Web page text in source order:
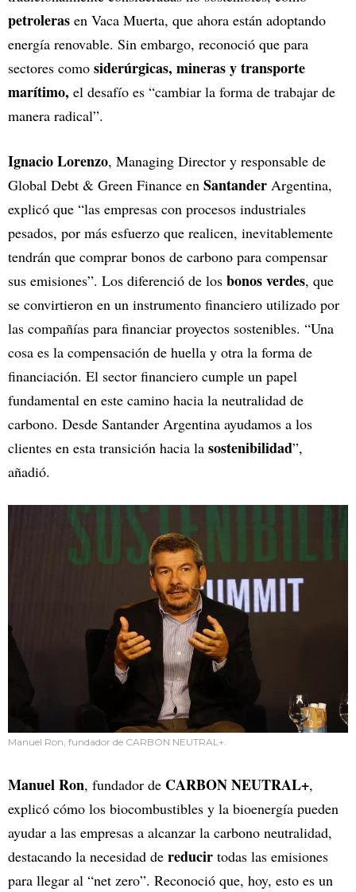
petroleras en Vaca Muerta, que ahora están adoptando
energía renovable. Sin embargo, reconoció que para
sectores como siderúrgicas, mineras y transporte
marítimo, el desafío es “cambiar la forma de trabajar de
manera radical”.
Ignacio Lorenzo, Managing Director y responsable de
Global Debt & Green Finance en Santander Argentina,
explicó que “las empresas con procesos industriales
pesados, por más esfuerzo que realicen, inevitablemente
tendrán que comprar bonos de carbono para compensar
sus emisiones”. Los diferenció de los bonos verdes, que
se convirtieron en un instrumento financiero utilizado por
las compañías para financiar proyectos sostenibles. “Una
cosa es la compensación de huella y otra la forma de
financiación. El sector financiero cumple un papel
fundamental en este camino hacia la neutralidad de
carbono. Desde Santander Argentina ayudamos a los
clientes en esta transición hacia la sostenibilidad”,
añadió.
Manuel Ron, fundador de CARBON NEUTRAL+.
Manuel Ron, fundador de CARBON NEUTRAL+,
explicó cómo los biocombustibles y la bioenergía pueden
ayudar a las empresas a alcanzar la carbono neutralidad,
destacando la necesidad de reducir todas las emisiones
para llegar al “net zero”. Reconoció que, hoy, esto es un